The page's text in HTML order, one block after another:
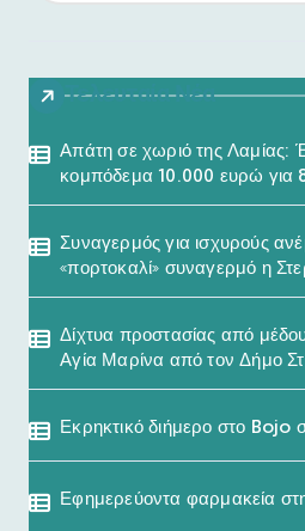
Τελευταία Νέα
Απάτη σε χωριό της Λαμίας:
κομπόδεμα 10.000 ευρώ για
Συναγερμός για ισχυρούς
«πορτοκαλί» συναγερμό η
Δίχτυα προστασίας από
Αγία Μαρίνα από τον Δήμο
Εκρηκτικό διήμερο στο Bojo
Εφημερεύοντα φαρμακεία